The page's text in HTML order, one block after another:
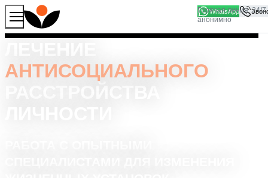
WhatsApp
АНТИСОЦИАЛЬНОГО
Продолжая работу с сайтом, вы соглашаетесь на то, что
мы используем файлы
Хорошо